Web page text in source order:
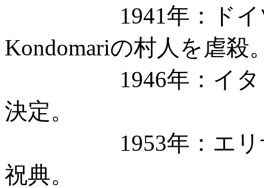
1941年：ドイツの
Kondomariの村人を虐殺
1946年：イタリア
決定。
1953年：エリザベ
祝典。